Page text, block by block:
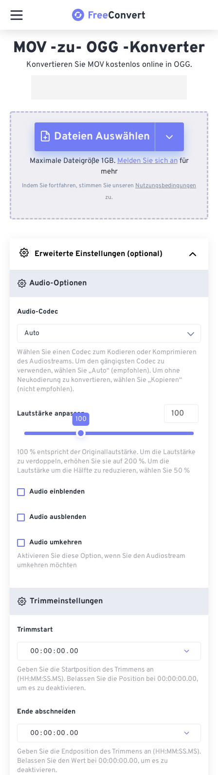
MOV -zu- OGG -Konverter
Konvertieren Sie MOV kostenlos online in OGG.
Dateien Auswählen
Vom Gerät
Von Dropbox
Maximale Dateigröße 1GB.Melden Sie sich anfür
mehr
Indem Sie fortfahren, stimmen Sie unseren Nutzungsbedingungen
zu.
Erweiterte Einstellungen (optional)
Audio-Optionen
Audio-Codec
Auto
Wählen Sie einen Codec zum Kodieren oder Komprimieren
des Audiostreams. Um den gängigsten Codec zu
verwenden, wählen Sie „Auto“ (empfohlen). Um ohne
Neukodierung zu konvertieren, wählen Sie „Kopieren“
(nicht empfohlen).
Lautstärke anpassen
100
100 % entspricht der Originallautstärke. Um die Lautstärke
zu verdoppeln, erhöhen Sie sie auf 200 %. Um die
Lautstärke um die Hälfte zu reduzieren, wählen Sie 50 %
Audio einblenden
Audio ausblenden
Audio umkehren
Aktivieren Sie diese Option, wenn Sie den Audiostream
umkehren möchten
Trimmeinstellungen
Trimmstart
00 : 00 : 00 . 00
Geben Sie die Startposition des Trimmens an
(HH:MM:SS.MS). Belassen Sie die Position bei 00:00:00.00,
um es zu deaktivieren.
Ende abschneiden
00 : 00 : 00 . 00
Geben Sie die Endposition des Trimmens an (HH:MM:SS.MS).
Belassen Sie den Wert bei 00:00:00.00, um es zu
deaktivieren.